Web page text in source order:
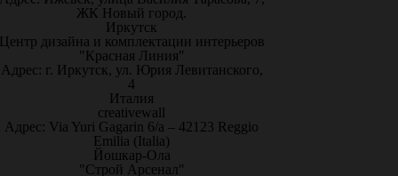
ЖК Новый город.
Иркутск
дизайна и комплектации интерьеров
"Красная Линия"
Адрес: г. Иркутск, ул. Юрия Левитанского,
4
Италия
creativewall
Адрес: Via Yuri Gagarin 6/a – 42123 Reggio
Emilia (Italia)
Йошкар-Ола
"Строй Арсенал"